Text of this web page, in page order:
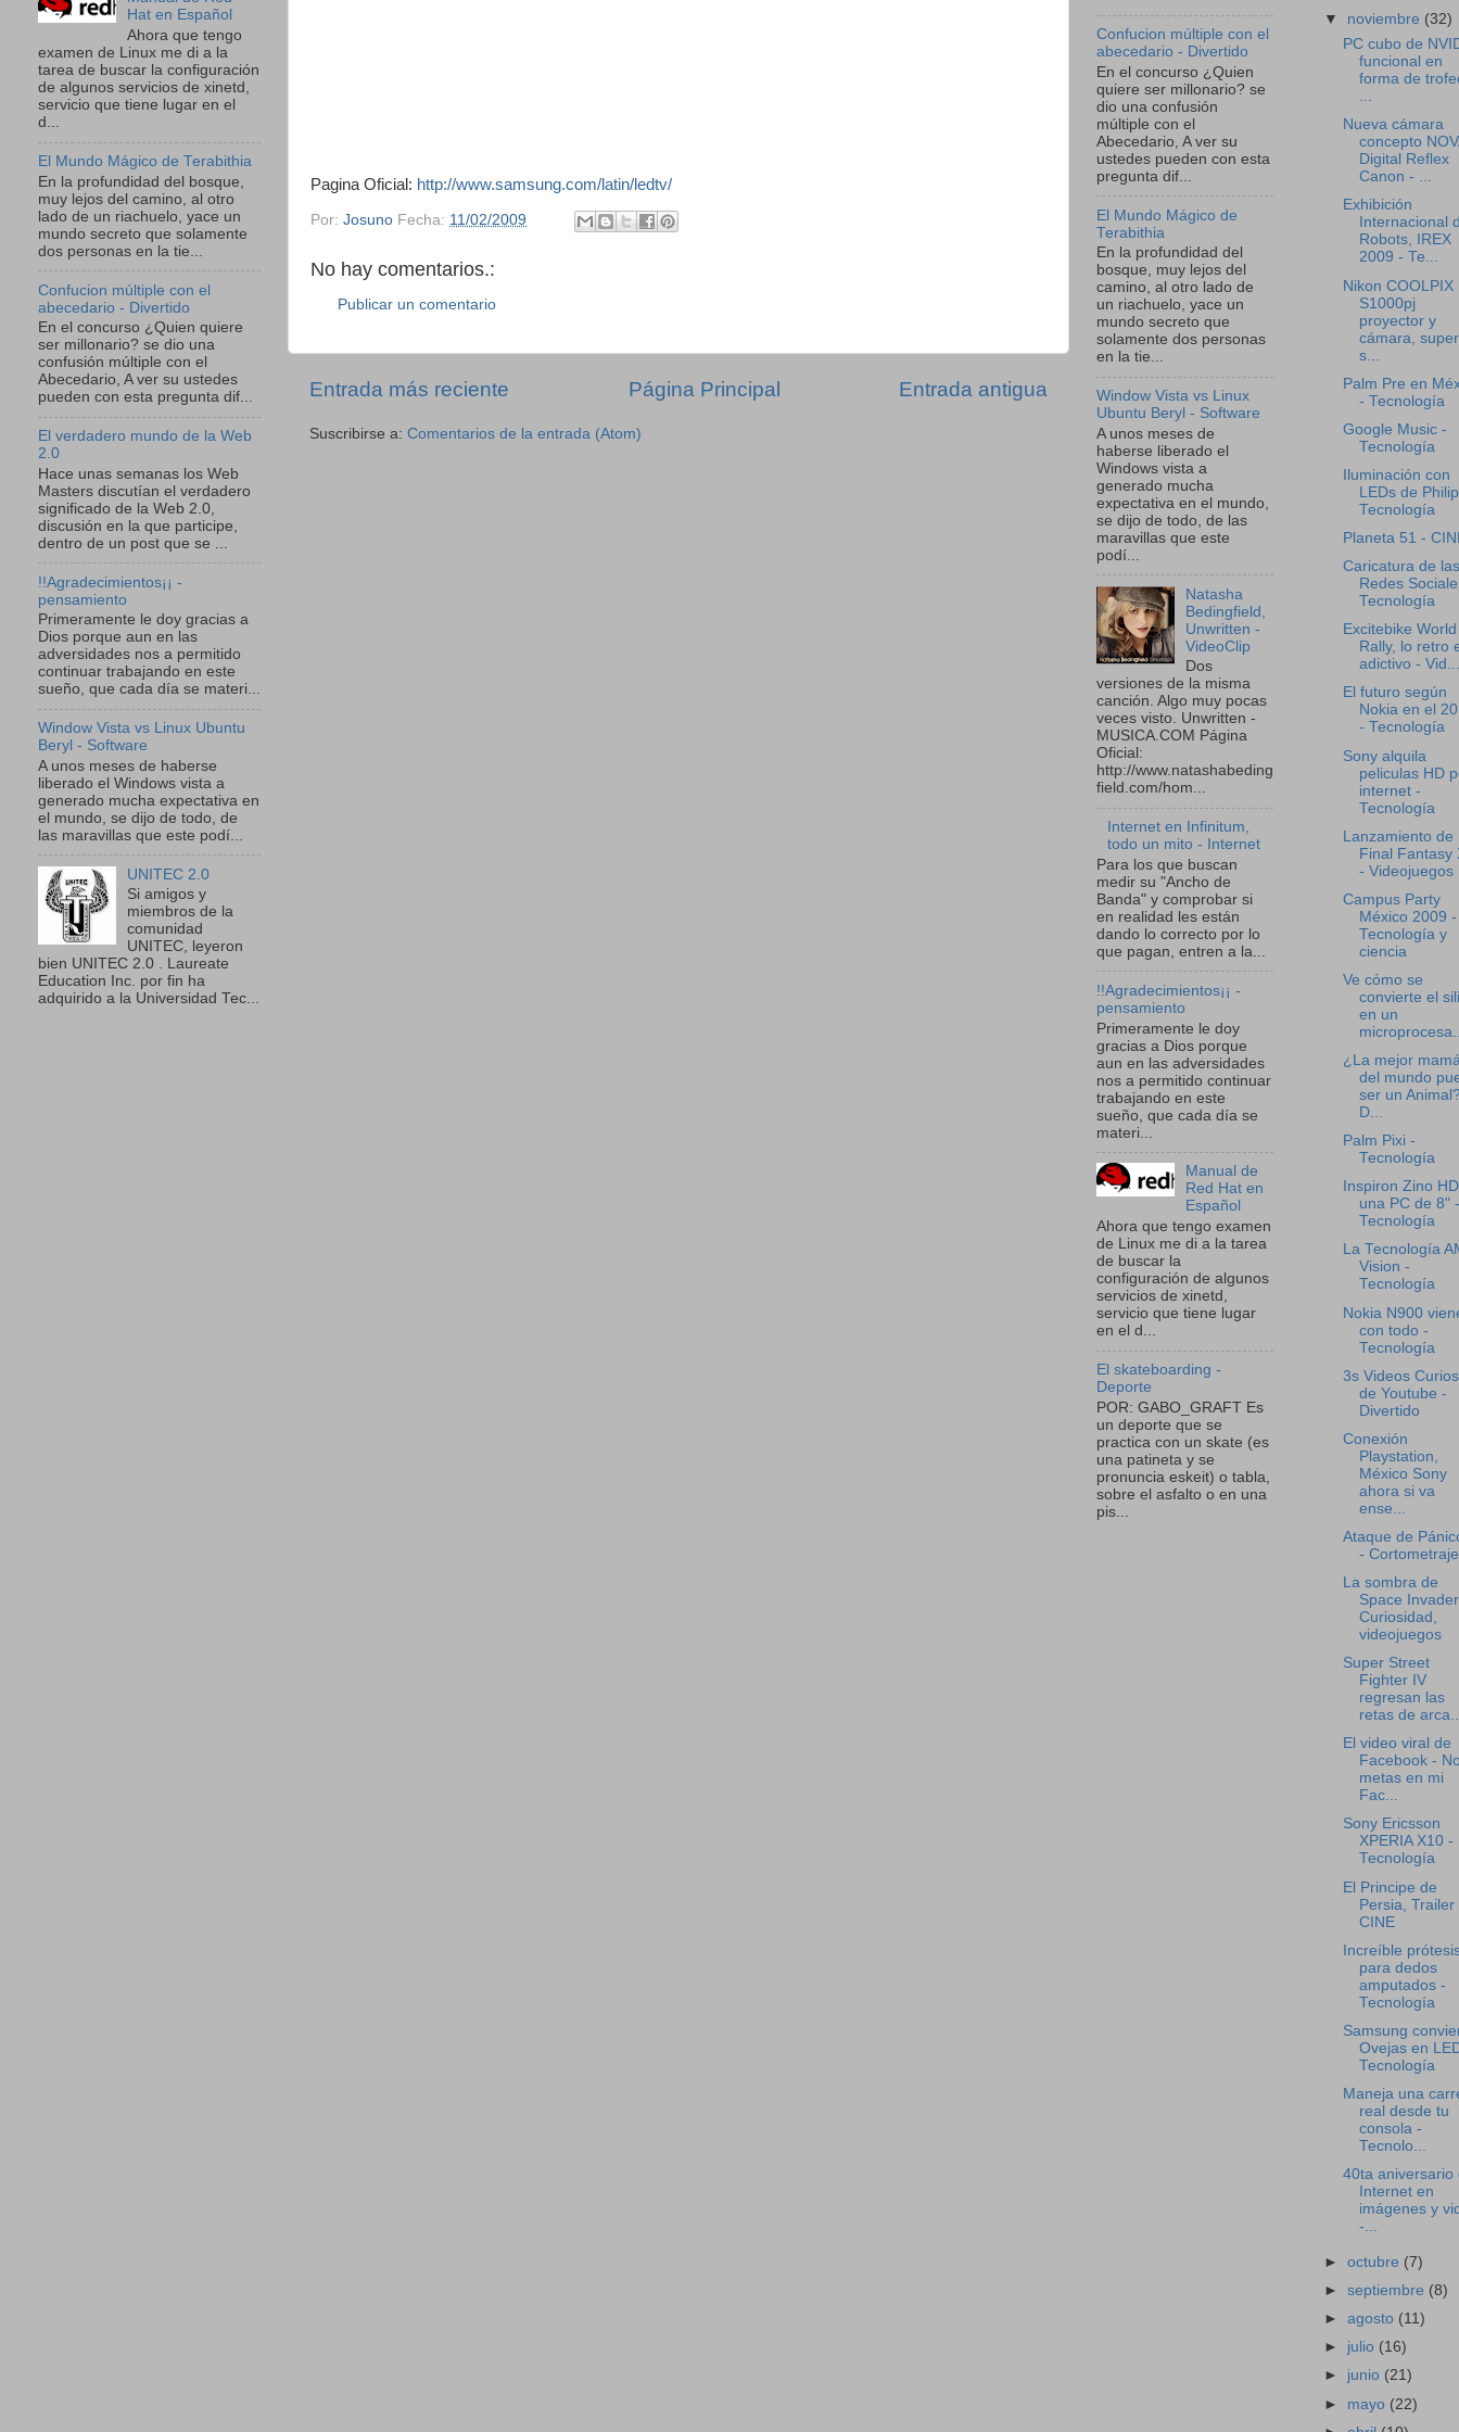
Pagina Oficial: http://www.samsung.com/latin/ledtv/
Por: Josuno Fecha: 11/02/2009
No hay comentarios.:
Publicar un comentario
Entrada más reciente Entrada antigua
Página Principal
Suscribirse a: Comentarios de la entrada (Atom)
Hat en Español
Ahora que tengo
examen de Linux me di a la
tarea de buscar la configuración
de algunos servicios de xinetd,
servicio que tiene lugar en el
d...
El Mundo Mágico de Terabithia
En la profundidad del bosque,
muy lejos del camino, al otro
lado de un riachuelo, yace un
mundo secreto que solamente
dos personas en la tie...
Confucion múltiple con el
abecedario - Divertido
En el concurso ¿Quien quiere
ser millonario? se dio una
confusión múltiple con el
Abecedario, A ver su ustedes
pueden con esta pregunta dif...
El verdadero mundo de la Web
2.0
Hace unas semanas los Web
Masters discutían el verdadero
significado de la Web 2.0,
discusión en la que participe,
dentro de un post que se ...
!!Agradecimientos¡¡ -
pensamiento
Primeramente le doy gracias a
Dios porque aun en las
adversidades nos a permitido
continuar trabajando en este
sueño, que cada día se materi...
Window Vista vs Linux Ubuntu
Beryl - Software
A unos meses de haberse
liberado el Windows vista a
generado mucha expectativa en
el mundo, se dijo de todo, de
las maravillas que este podí...
UNITEC 2.0
Si amigos y
miembros de la
comunidad
UNITEC, leyeron
bien UNITEC 2.0 . Laureate
Education Inc. por fin ha
adquirido a la Universidad Tec...
Confucion múltiple con el
abecedario - Divertido
En el concurso ¿Quien
quiere ser millonario? se
dio una confusión
múltiple con el
Abecedario, A ver su
ustedes pueden con esta
pregunta dif...
El Mundo Mágico de
Terabithia
En la profundidad del
bosque, muy lejos del
camino, al otro lado de
un riachuelo, yace un
mundo secreto que
solamente dos personas
en la tie...
Window Vista vs Linux
Ubuntu Beryl - Software
A unos meses de
haberse liberado el
Windows vista a
generado mucha
expectativa en el mundo,
se dijo de todo, de las
maravillas que este
podí...
Natasha
Bedingfield,
Unwritten -
VideoClip
Dos
versiones de la misma
canción. Algo muy pocas
veces visto. Unwritten -
MUSICA.COM Página
Oficial:
http://www.natashabeding
field.com/hom...
Internet en Infinitum,
todo un mito - Internet
Para los que buscan
medir su "Ancho de
Banda" y comprobar si
en realidad les están
dando lo correcto por lo
que pagan, entren a la...
!!Agradecimientos¡¡ -
pensamiento
Primeramente le doy
gracias a Dios porque
aun en las adversidades
nos a permitido continuar
trabajando en este
sueño, que cada día se
materi...
Manual de
Red Hat en
Español
Ahora que tengo examen
de Linux me di a la tarea
de buscar la
configuración de algunos
servicios de xinetd,
servicio que tiene lugar
en el d...
El skateboarding -
Deporte
POR: GABO_GRAFT Es
un deporte que se
practica con un skate (es
una patineta y se
pronuncia eskeit) o tabla,
sobre el asfalto o en una
pis...
▼ noviembre (32)
PC cubo de
funcional en
forma de
...
Nueva cámara
concepto
Digital Reflex
Canon - ...
Exhibición
Internacional
Robots, IREX
2009 - Te...
Nikon COOLPIX
S1000pj
proyector y
cámara, super
s...
Palm Pre en
- Tecnología
Google Music -
Tecnología
Iluminación con
LEDs de
Tecnología
Planeta 51 -
Caricatura de las
Redes
Tecnología
Excitebike World
Rally, lo retro
adictivo - Vid...
El futuro según
Nokia en el
- Tecnología
Sony alquila
peliculas HD
internet -
Tecnología
Lanzamiento de
Final Fantasy
- Videojuegos
Campus Party
México 2009 -
Tecnología y
ciencia
Ve cómo se
convierte el
en un
¿La mejor
del mundo
ser un
D...
Palm Pixi -
Tecnología
Inspiron Zino HD
una PC de 8" -
Tecnología
La Tecnología
Vision -
Tecnología
Nokia N900
con todo -
Tecnología
3s Videos
de Youtube -
Divertido
Conexión
Playstation,
México Sony
ahora si va
ense...
Ataque de
- Cortometraje
La sombra de
Space
Curiosidad,
videojuegos
Super Street
Fighter IV
regresan las
retas de
El video viral de
Facebook -
metas en mi
Fac...
Sony Ericsson
XPERIA X10 -
Tecnología
El Principe de
Persia, Trailer
CINE
Increíble
para dedos
amputados -
Tecnología
Samsung
Ovejas en
Tecnología
Maneja una
real desde tu
consola -
Tecnolo...
40ta aniversario
Internet en
imágenes y
-...
►octubre (7)
►septiembre (8)
►agosto (11)
► julio (16)
► junio (21)
► mayo (22)